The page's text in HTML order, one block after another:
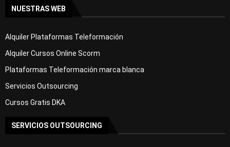
NUESTRAS WEB
Alquiler Plataformas Teleformación
Alquiler Cursos Online Scorm
Plataformas Teleformación marca blanca
Servicios Outsourcing
Cursos Gratis DKA
SERVICIOS OUTSOURCING